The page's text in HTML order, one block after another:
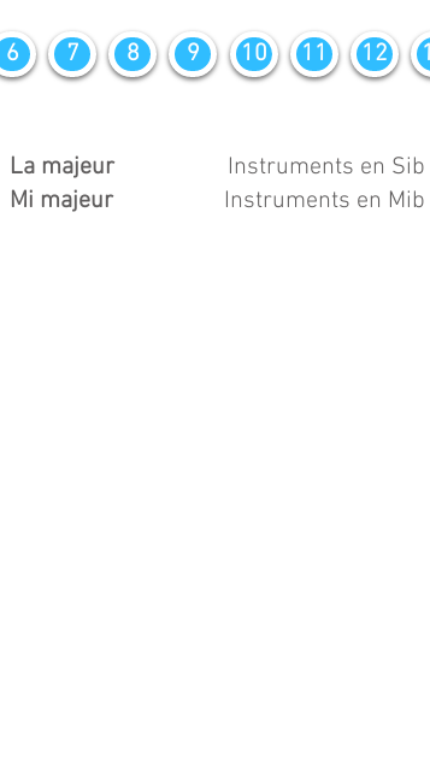
La majeur
Instruments en Sib
Mi majeur
Instruments en Mib
6 7 8 9 10 11 12